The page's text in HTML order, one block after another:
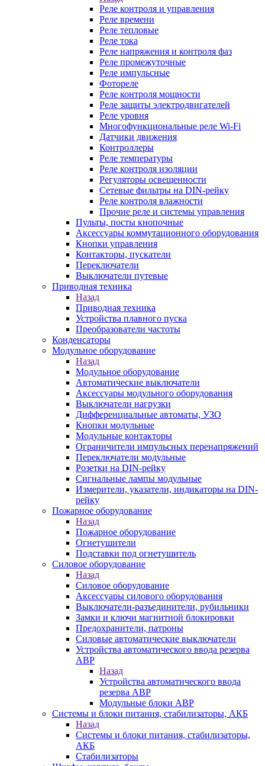
Реле контроля и управления
Реле времени
Реле тепловые
Реле тока
Реле напряжения и контроля фаз
Реле промежуточные
Реле импульсные
Фотореле
Реле контроля мощности
Реле защиты электродвигателей
Реле уровня
Многофункциональные реле Wi-Fi
Датчики движения
Контроллеры
Реле температуры
Реле контроля изоляции
Регуляторы освещенности
Сетевые фильтры на DIN-рейку
Реле контроля влажности
Прочие реле и системы управления
Пульты, посты кнопочные
Аксессуары коммутационного оборудования
Кнопки управления
Контакторы, пускатели
Переключатели
Выключатели путевые
Приводная техника
Назад
Приводная техника
Устройства плавного пуска
Преобразователи частоты
Конденсаторы
Модульное оборудование
Назад
Модульное оборудование
Автоматические выключатели
Аксессуары модульного оборудования
Выключатели нагрузки
Дифференциальные автоматы, УЗО
Кнопки модульные
Модульные контакторы
Ограничители импульсных перенапряжений
Переключатели модульные
Розетки на DIN-рейку
Сигнальные лампы модульные
Измерители, указатели, индикаторы на DIN-
рейку
Пожарное оборудование
Назад
Пожарное оборудование
Огнетушители
Подставки под огнетушитель
Силовое оборудование
Назад
Силовое оборудование
Аксессуары силового оборудования
Выключатели-разъединители, рубильники
Замки и ключи магнитной блокировки
Предохранители, патроны
Силовые автоматические выключатели
Устройства автоматического ввода резерва
АВР
Назад
Устройства автоматического ввода
резерва АВР
Модульные блоки АВР
Системы и блоки питания, стабилизаторы, АКБ
Назад
Системы и блоки питания, стабилизаторы,
АКБ
Стабилизаторы